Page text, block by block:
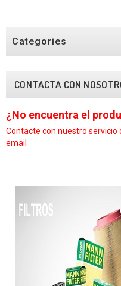
Categories
CONTACTA CON
¿No encuentra el
Contacte con nuestroservicio
email